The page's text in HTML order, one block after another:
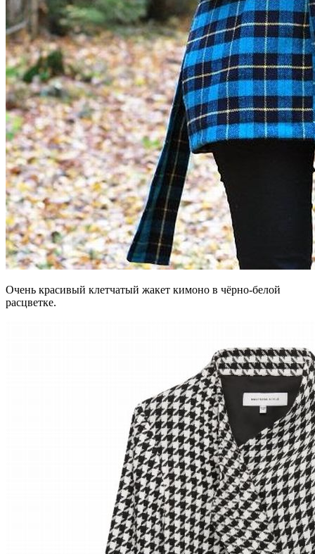
Очень красивый клетчатый жакет кимоно в чёрно-белой
расцветке.